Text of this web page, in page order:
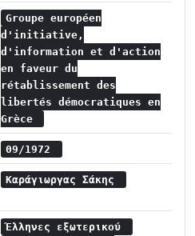
Groupe européen
d'initiative,
d'information et d'action
en faveur du
rétablissement des
libertés démocratiques en
Grèce
09/1972
Καράγιωργας Σάκης
Έλληνες εξωτερικού